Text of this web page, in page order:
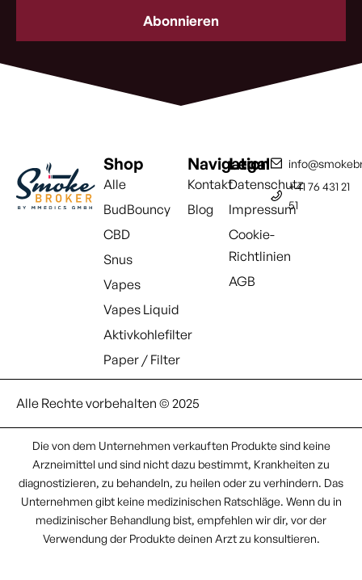
Shop
Alle
BudBouncy
CBD
Snus
Vapes
Vapes Liquid
Aktivkohlefilter
Paper / Filter
Navigation
Kontakt
Blog
Legal
Datenschutz
Impressum
Cookie-
Richtlinien
AGB
+41 76 431 21
51
Alle Rechte vorbehalten © 2025
Die von dem Unternehmen verkauften Produkte sind keine
Arzneimittel und sind nicht dazu bestimmt, Krankheiten zu
diagnostizieren, zu behandeln, zu heilen oder zu verhindern. Das
Unternehmen gibt keine medizinischen Ratschläge. Wenn du in
medizinischer Behandlung bist, empfehlen wir dir, vor der
Verwendung der Produkte deinen Arzt zu konsultieren.